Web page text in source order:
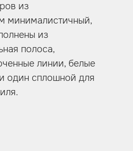
из
минималистичный,
из
полоса,
линии, белые
один сплошной для